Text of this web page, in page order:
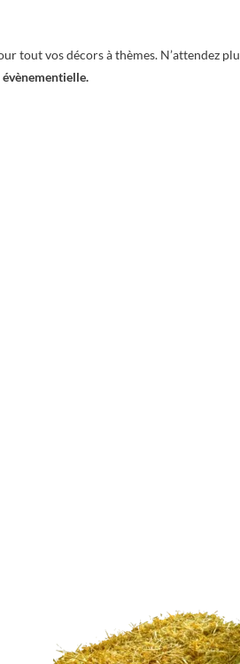
tout vos décors à thèmes. N’attendez